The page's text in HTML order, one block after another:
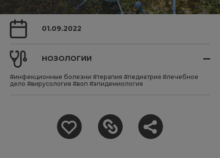
01.09.2022
НОЗОЛОГИИ
#инфекционные болезни #терапия #педиатрия #лечебное
дело #вирусология #воп #эпидемиология